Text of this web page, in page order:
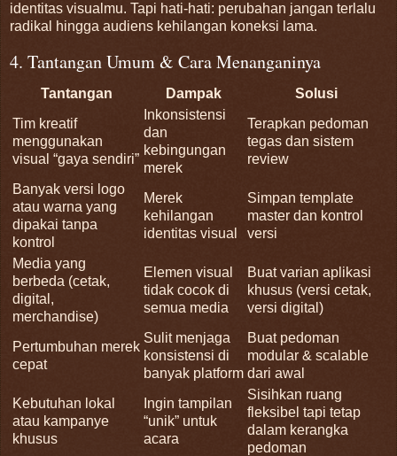
identitas visualmu. Tapi hati-hati: perubahan jangan terlalu
radikal hingga audiens kehilangan koneksi lama.
4. Tantangan Umum & Cara Menanganinya
Tantangan Dampak
Solusi
Tim kreatif
menggunakan
visual “gaya sendiri”
Inkonsistensi
dan
kebingungan
merek
Terapkan pedoman
tegas dan sistem
review
Banyak versi logo
atau warna yang
dipakai tanpa
kontrol
Merek
kehilangan
identitas visual
Simpan template
master dan kontrol
versi
Media yang
berbeda (cetak,
digital,
merchandise)
Elemen visual
tidak cocok di
semua media
Buat varian aplikasi
khusus (versi cetak,
versi digital)
Pertumbuhan merek
cepat
Sulit menjaga
konsistensi di
banyak platform
Buat pedoman
modular & scalable
dari awal
Kebutuhan lokal
atau kampanye
khusus
Ingin tampilan
“unik” untuk
acara
Sisihkan ruang
fleksibel tapi tetap
dalam kerangka
pedoman